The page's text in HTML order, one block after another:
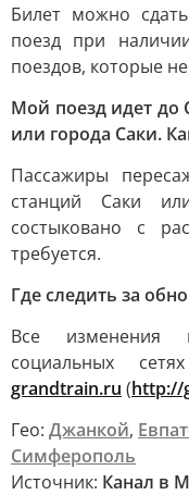
Билет можно
поезд при
поездов, которые
Мой поезд идет до
или города Саки.
Пассажиры
станций Саки
состыковано с
требуется.
Где следить за
Все изменения
социальных
grandtrain.ru (http://
Гео: Джанкой,
Симферополь
Источник: Канал в